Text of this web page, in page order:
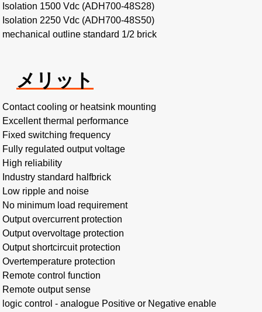
Isolation 1500 Vdc (ADH700-48S28)
Isolation 2250 Vdc (ADH700-48S50)
mechanical outline standard 1/2 brick
メリット
Contact cooling or heatsink mounting
Excellent thermal performance
Fixed switching frequency
Fully regulated output voltage
High reliability
Industry standard halfbrick
Low ripple and noise
No minimum load requirement
Output overcurrent protection
Output overvoltage protection
Output shortcircuit protection
Overtemperature protection
Remote control function
Remote output sense
logic control - analogue Positive or Negative enable